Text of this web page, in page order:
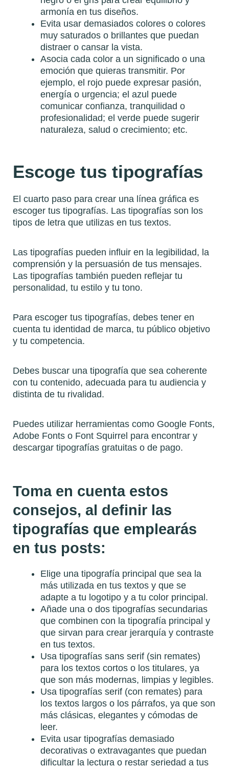
armonía en tus diseños.
Evita usar demasiados colores o colores
muy saturados o brillantes que puedan
distraer o cansar la vista.
Asocia cada color a un significado o una
emoción que quieras transmitir. Por
ejemplo, el rojo puede expresar pasión,
energía o urgencia; el azul puede
comunicar confianza, tranquilidad o
profesionalidad; el verde puede sugerir
naturaleza, salud o crecimiento; etc.
Escoge tus tipografías
El cuarto paso para crear una línea gráfica es
escoger tus tipografías. Las tipografías son los
tipos de letra que utilizas en tus textos.
Las tipografías pueden influir en la legibilidad, la
comprensión y la persuasión de tus mensajes.
Las tipografías también pueden reflejar tu
personalidad, tu estilo y tu tono.
Para escoger tus tipografías, debes tener en
cuenta tu identidad de marca, tu público objetivo
y tu competencia.
Debes buscar una tipografía que sea coherente
con tu contenido, adecuada para tu audiencia y
distinta de tu rivalidad.
Puedes utilizar herramientas como Google Fonts,
Adobe Fonts o Font Squirrel para encontrar y
descargar tipografías gratuitas o de pago.
Toma en cuenta estos
consejos, al definir las
tipografías que emplearás
en tus posts:
Elige una tipografía principal que sea la
más utilizada en tus textos y que se
adapte a tu logotipo y a tu color principal.
Añade una o dos tipografías secundarias
que combinen con la tipografía principal y
que sirvan para crear jerarquía y contraste
en tus textos.
Usa tipografías sans serif (sin remates)
para los textos cortos o los titulares, ya
que son más modernas, limpias y legibles.
Usa tipografías serif (con remates) para
los textos largos o los párrafos, ya que son
más clásicas, elegantes y cómodas de
leer.
Evita usar tipografías demasiado
decorativas o extravagantes que puedan
dificultar la lectura o restar seriedad a tus